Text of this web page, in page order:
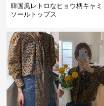
韓国風レトロなヒョウ柄キャミ
ソールトップス